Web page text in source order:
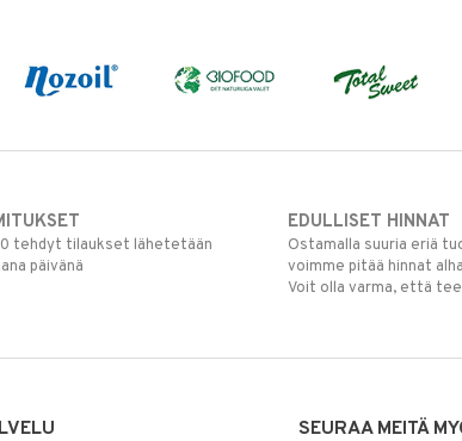
tehdyt tilaukset lähetetään
päivänä
EDULLISET HINNAT
Ostamalla suuria eriä
voimme pitää hinnat
Voit olla varma, että
SEURAA MEITÄ